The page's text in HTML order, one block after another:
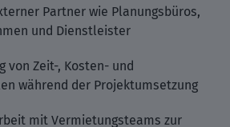
Partner wie Planungsbüros,
und Dienstleister
von Zeit-, Kosten- und
während der Projektumsetzung
mit Vermietungsteams zur